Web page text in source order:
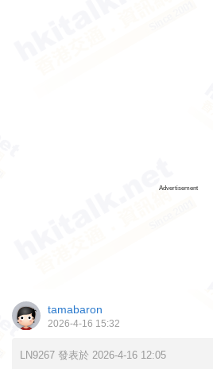
Advertisement
tamabaron
2026-4-16 15:32
LN9267 發表於 2026-4-16 12:05